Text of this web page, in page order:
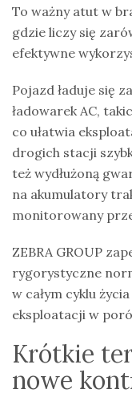
To ważny atut w
gdzie liczy się
efektywne
Pojazd ładuje się
ładowarek AC,
co ułatwia
drogich stacji
też wydłużoną
na akumulatory
monitorowany
ZEBRA GROUP
rygorystyczne
w całym cyklu
eksploatacji w
Krótkie
nowe